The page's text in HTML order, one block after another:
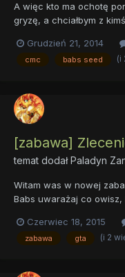
A więc kto ma ochotę
gryzę, a chciałbym z
Grudzień 21, 2014
cmc babs seed (i
[zabawa]
temat dodałPaladyn
Witam was w nowej
Babs uwarażaj co
*rumeni się Don
zlecenie Nie zrobie tego
Czerwiec 18, 2015
zabawa gta (i 2